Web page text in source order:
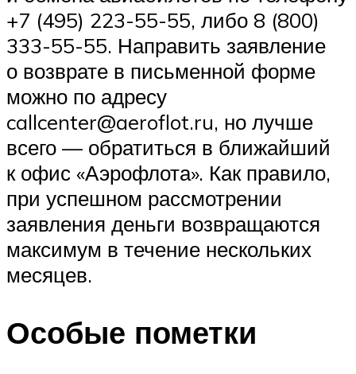
+7 (495) 223-55-55, либо 8 (800)
333-55-55. Направить заявление
о возврате в письменной форме
можно по адресу
callcenter@aeroflot.ru, но лучше
всего — обратиться в ближайший
к офис «Аэрофлота». Как правило,
при успешном рассмотрении
заявления деньги возвращаются
максимум в течение нескольких
месяцев.
Особые пометки